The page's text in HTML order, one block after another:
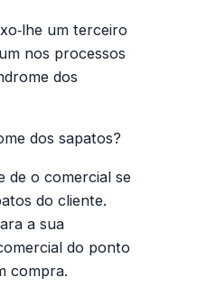
um terceiro
nos processos
dos
dos sapatos?
de o comercial se
do cliente.
a sua
do ponto
compra.